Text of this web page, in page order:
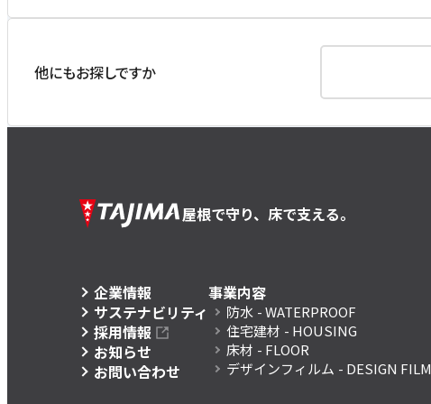
他にもお探しですか
屋根で守り、床で支える。
企業情報
サステナビリティ
採用情報
お知らせ
お問い合わせ
事業内容
防水 - WATERPROOF
住宅建材 - HOUSING
床材 - FLOOR
デザインフィルム - DESIGN FILM